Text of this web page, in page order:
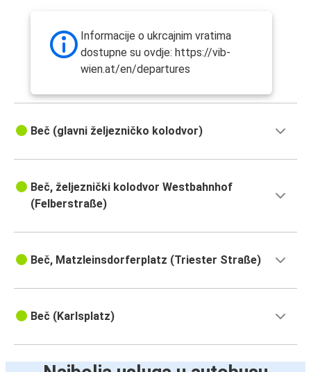
Informacije o ukrcajnim vratima
dostupne su ovdje: https://vib-
wien.at/en/departures
Beč (glavni željezničko kolodvor)
Beč, željeznički kolodvor Westbahnhof
(Felberstraße)
Beč, Matzleinsdorferplatz (Triester Straße)
Beč (Karlsplatz)